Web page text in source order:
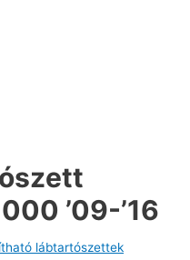
’09-’16
lábtartószettek